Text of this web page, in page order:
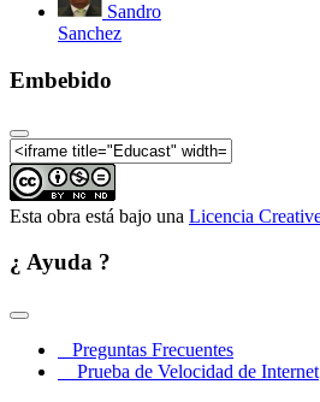
Sandro
Sanchez
Embebido
Esta obra está bajo una Licencia
¿ Ayuda ?
Preguntas Frecuentes
Prueba de Velocidad de Internet